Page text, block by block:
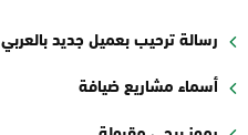
رسالة ترحيب بعميل جديد بالعربي
أسماء مشاريع ضيافة